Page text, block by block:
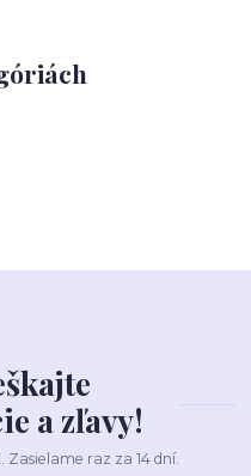
a zľavy!
raz za 14 dní.